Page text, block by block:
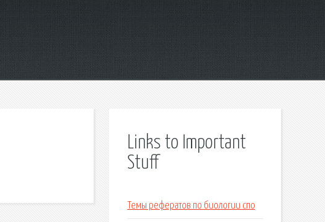
Links to Important
Stuff
Темы рефератов по биологии спо